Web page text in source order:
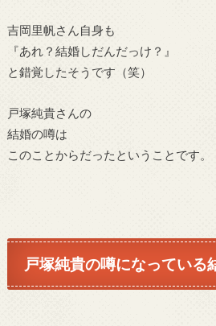
吉岡里帆さん自身も
『あれ？結婚しだんだっけ？』
と錯覚したそうです（笑）
戸塚純貴さんの
結婚の噂は
このことからだったということです。
戸塚純貴の噂になっている